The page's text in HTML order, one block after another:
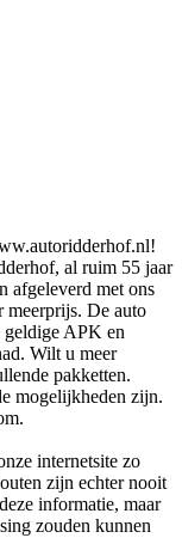
al ruim 55 jaar
afgeleverd met ons
meerprijs. De auto
geldige APK en
Wilt u meer
pakketten.
mogelijkheden zijn.
internetsite zo
zijn echter nooit
informatie, maar
zouden kunnen